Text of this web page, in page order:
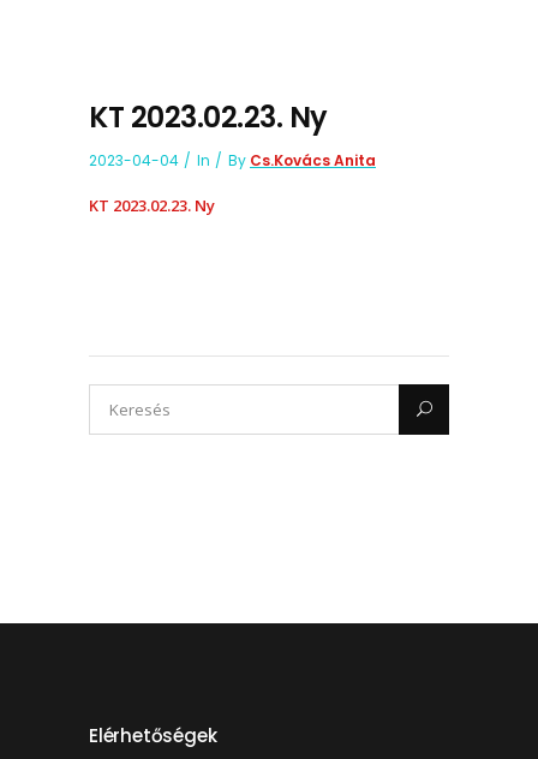
KT 2023.02.23. Ny
2023-04-04 In By Cs.Kovács Anita
KT 2023.02.23. Ny
Elérhetőségek